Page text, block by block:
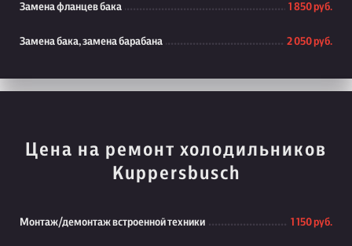
Замена фланцев бака 1 850 руб.
Замена бака, замена барабана 2 050 руб.
Цена на ремонт холодильников
Kuppersbusch
Монтаж/демонтаж встроенной техники 1 150 руб.